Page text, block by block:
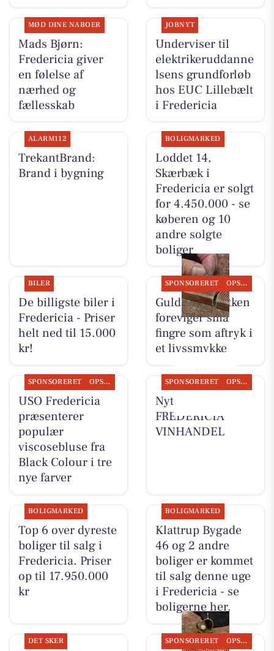
MØD DINE NABOER
Mads Bjørn:
Fredericia giver
en følelse af
nærhed og
fællesskab
JOBNYT
Underviser til
elektrikeruddanne
lsens grundforløb
hos EUC Lillebælt
i Fredericia
ALARM112
TrekantBrand:
Brand i bygning
BOLIGMARKED
Loddet 14,
Skærbæk i
Fredericia er solgt
for 4.450.000 - se
køberen og 10
andre solgte
boliger
BILER
De billigste biler i
Fredericia - Priser
helt ned til 15.000
kr!
SPONSORERET OPSLAGSTAVLEN
Guldsmed Lütken
foreviger små
fingre som aftryk i
et livssmykke
SPONSORERET OPSLAGSTAVLEN
USO Fredericia
præsenterer
populær
viscosebluse fra
Black Colour i tre
nye farver
SPONSORERET OPSLAGSTAVLEN
Nyt fra
FREDERICIA
VINHANDEL
BOLIGMARKED
Top 6 over dyreste
boliger til salg i
Fredericia. Priser
op til 17.950.000
kr
BOLIGMARKED
Klattrup Bygade
46 og 2 andre
boliger er kommet
til salg denne uge
i Fredericia - se
boligerne her.
DET SKER SPONSORERET OPSLAGSTAVLEN